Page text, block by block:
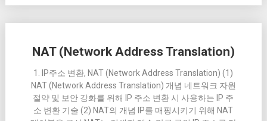
NAT (Network Address Translation)
1. IP주소 변환, NAT (Network Address Translation) (1)
NAT (Network Address Translation) 개념 네트워크 자원
절약 및 보안 강화를 위해 IP 주소 변환 시 사용하는 IP 주
소 변환 기술 (2) NAT의 개념 IP를 매핑시키기 위해 NAT